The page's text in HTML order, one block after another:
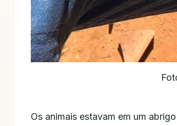
Os animais estavam em um